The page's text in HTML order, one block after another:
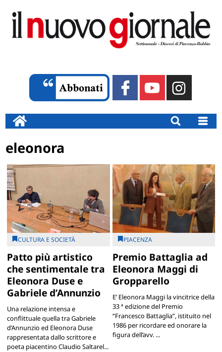
eleonora
CULTURA E SOCIETÀ
Patto più artistico
che sentimentale tra
Eleonora Duse e
Gabriele d’Annunzio
Una relazione intensa e
conflittuale quella tra Gabriele
d’Annunzio ed Eleonora Duse
rappresentata dallo scrittore e
poeta piacentino Claudio Saltarel...
PIACENZA
Premio Battaglia ad
Eleonora Maggi di
Gropparello
E’ Eleonora Maggi la vincitrice della
33 ª edizione del Premio
“Francesco Battaglia”, istituito nel
1986 per ricordare ed onorare la
figura dell’avv. ...